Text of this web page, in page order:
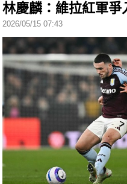
林慶麟：維拉紅軍爭
2026/05/15 07:43